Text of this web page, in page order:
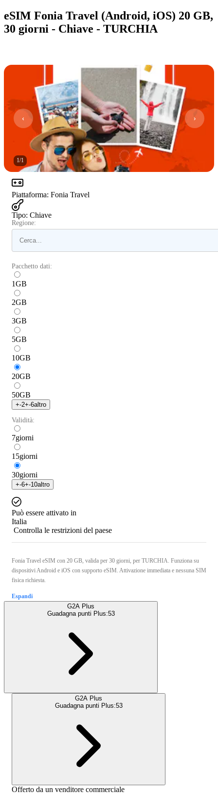
eSIM Fonia Travel (Android, iOS) 20 GB,
30 giorni - Chiave - TURCHIA
1/1
Piattaforma: Fonia Travel
Tipo: Chiave
Regione:
Pacchetto dati:
1GB
2GB
3GB
5GB
10GB
20GB
50GB
+-2+-6altro
Validità:
7giorni
15giorni
30giorni
+-6+-10altro
Può essere attivato in
Italia
Controlla le restrizioni del paese
Fonia Travel eSIM con 20 GB, valida per 30 giorni, per TURCHIA. Funziona su
dispositivi Android e iOS con supporto eSIM. Attivazione immediata e nessuna SIM
fisica richiesta.
Espandi
G2A Plus
Guadagna punti Plus:53
G2A Plus
Guadagna punti Plus:53
Offerto da un venditore commerciale